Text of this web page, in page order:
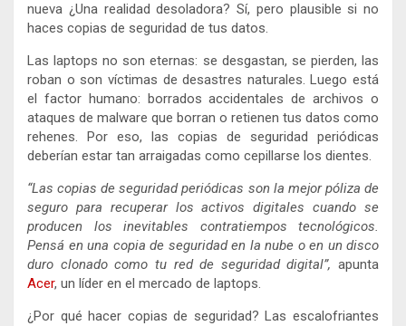
nueva ¿Una realidad desoladora? Sí, pero plausible si no
haces copias de seguridad de tus datos.
Las laptops no son eternas: se desgastan, se pierden, las
roban o son víctimas de desastres naturales. Luego está
el factor humano: borrados accidentales de archivos o
ataques de malware que borran o retienen tus datos como
rehenes. Por eso, las copias de seguridad periódicas
deberían estar tan arraigadas como cepillarse los dientes.
“Las copias de seguridad periódicas son la mejor póliza de
seguro para recuperar los activos digitales cuando se
producen los inevitables contratiempos tecnológicos.
Pensá en una copia de seguridad en la nube o en un disco
duro clonado como tu red de seguridad digital”, apunta
Acer, un líder en el mercado de laptops.
¿Por qué hacer copias de seguridad? Las escalofriantes